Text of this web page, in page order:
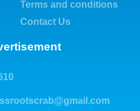
Terms and conditions
Contact Us